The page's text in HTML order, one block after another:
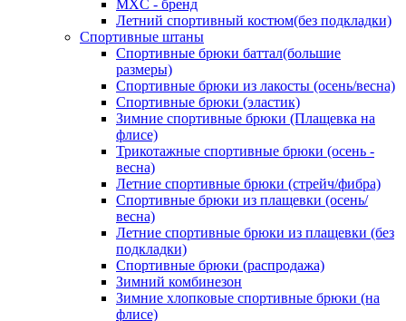
MXC - бренд
Летний спортивный костюм(без подкладки)
Спортивные штаны
Спортивные брюки баттал(большие
размеры)
Спортивные брюки из лакосты (осень/весна)
Спортивные брюки (эластик)
Зимние спортивные брюки (Плащевка на
флисе)
Трикотажные спортивные брюки (осень -
весна)
Летние спортивные брюки (стрейч/фибра)
Спортивные брюки из плащевки (осень/
весна)
Летние спортивные брюки из плащевки (без
подкладки)
Спортивные брюки (распродажа)
Зимний комбинезон
Зимние хлопковые спортивные брюки (на
флисе)